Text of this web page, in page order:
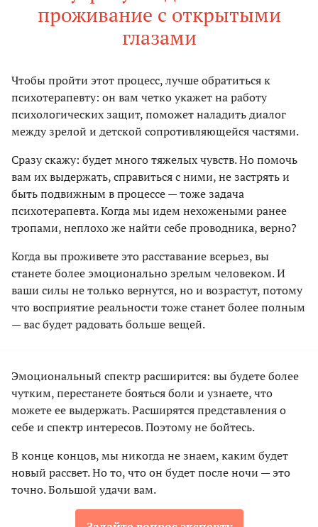
проживание с открытыми
глазами
Чтобы пройти этот процесс, лучше обратиться к
психотерапевту: он вам четко укажет на работу
психологических защит, поможет наладить диалог
между зрелой и детской сопротивляющейся частями.
Сразу скажу: будет много тяжелых чувств. Но помочь
вам их выдержать, справиться с ними, не застрять и
быть подвижным в процессе — тоже задача
психотерапевта. Когда мы идем нехожеными ранее
тропами, неплохо же найти себе проводника, верно?
Когда вы проживете это расставание всерьез, вы
станете более эмоционально зрелым человеком. И
ваши силы не только вернутся, но и возрастут, потому
что восприятие реальности тоже станет более полным
— вас будет радовать больше вещей.
Эмоциональный спектр расширится: вы будете более
чутким, перестанете бояться боли и узнаете, что
можете ее выдержать. Расширятся представления о
себе и спектр интересов. Поэтому не бойтесь.
В конце концов, мы никогда не знаем, каким будет
новый рассвет. Но то, что он будет после ночи — это
точно. Большой удачи вам.